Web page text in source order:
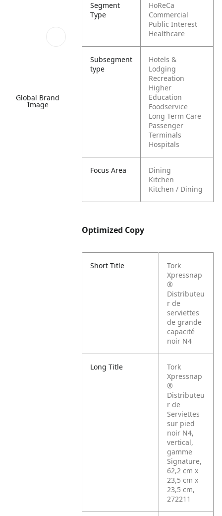
Global Brand
Image
Segment
Type
HoReCa
Commercial
Public Interest
Healthcare
Subsegment
type
Hotels &
Lodging
Recreation
Higher
Education
Foodservice
Long Term Care
Passenger
Terminals
Hospitals
Focus Area
Dining
Kitchen
Kitchen / Dining
Optimized Copy
Short Title
Tork
Xpressnap
®
Distributeu
r de
serviettes
de grande
capacité
noir N4
Long Title
Tork
Xpressnap
®
Distributeu
r de
Serviettes
sur pied
noir N4,
vertical,
gamme
Signature,
62,2 cm x
23,5 cm x
23,5 cm,
272211